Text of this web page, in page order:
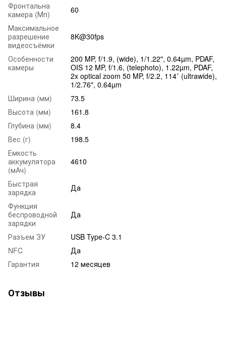
Фронтальна
камера (Мп)
60
Максимальное
разрешение
видеосъёмки
8K@30fps
Особенности
камеры
200 MP, f/1.9, (wide), 1/1.22", 0.64µm, PDAF,
OIS 12 MP, f/1.6, (telephoto), 1.22µm, PDAF,
2x optical zoom 50 MP, f/2.2, 114˚ (ultrawide),
1/2.76", 0.64µm
Ширина (мм)
73.5
Высота (мм)
161.8
Глубина (мм)
8.4
Вес (г)
198.5
Емкость
аккумулятора
(мАч)
4610
Быстрая
зарядка
Да
Функция
беспроводной
зарядки
Да
Разъем ЗУ
USB Type-C 3.1
NFC
Да
Гарантия
12 месяцев
Отзывы